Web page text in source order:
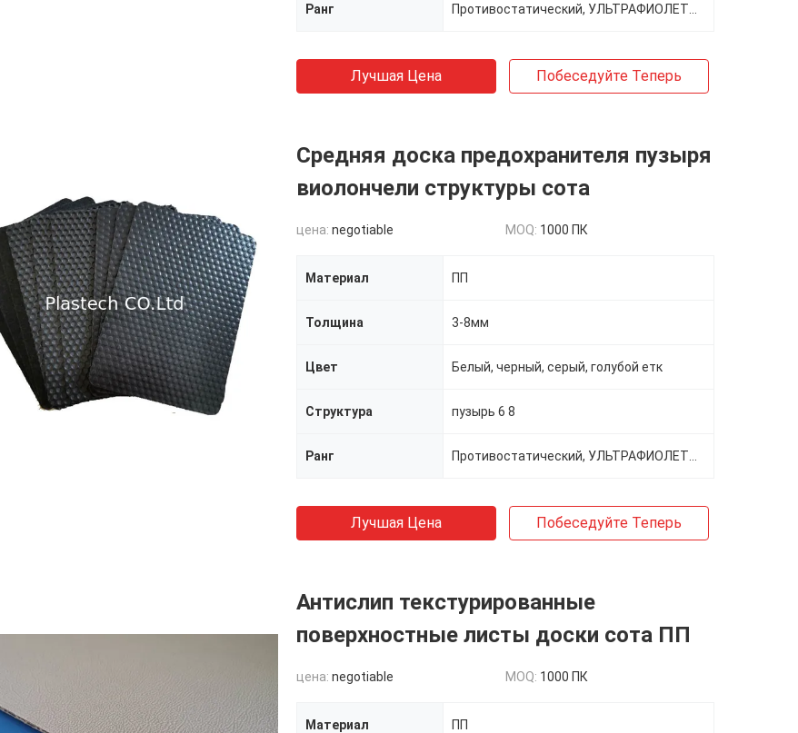
Ранг
Лучшая Цена Побеседуйте Теперь
Средняя доска предохранителя пузыря
виолончели структуры сота
цена: negotiable MOQ: 1000 ПК
Материал ПП
Толщина 3-8мм
Цвет Белый, черный, серый, голубой етк
Структура пузырь 6 8
Ранг
Лучшая Цена Побеседуйте Теперь
Антислип текстурированные
поверхностные листы доски сота ПП
цена: negotiable MOQ: 1000 ПК
Материал ПП